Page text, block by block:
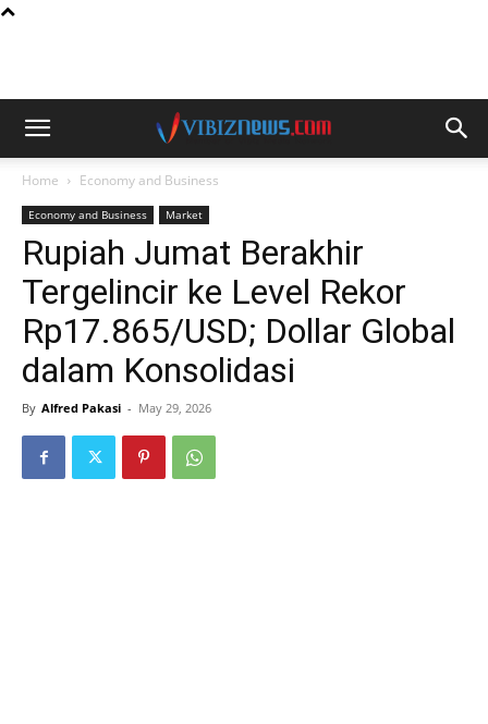
Home Economy and Business
Economy and Business Market
Rupiah Jumat Berakhir
Tergelincir ke Level Rekor
Rp17.865/USD; Dollar Global
dalam Konsolidasi
By Alfred Pakasi - May 29, 2026